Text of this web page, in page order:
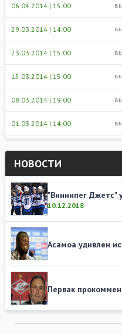
06.04.2014 | 15:00
29.03.2014 | 14:00
23.03.2014 | 15:00
15.03.2014 | 15:00
08.03.2014 | 19:00
01.03.2014 | 14:00
НОВОСТИ
"Виннипег
10.12.2018
Асамоа удивлен
Первак